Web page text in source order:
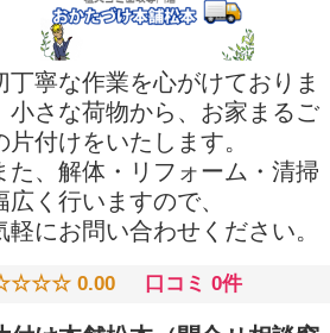
丁寧な作業を心がけておりま
小さな荷物から、お家まるご
片付けをいたします。
、解体・リフォーム・清掃
広く行いますので、
軽にお問い合わせください。
0.00 口コミ 0件